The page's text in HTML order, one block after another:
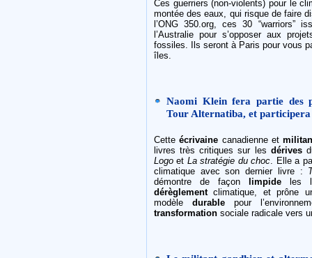
Ces guerriers (non-violents) pour le
montée des eaux, qui risque de faire
l’ONG 350.org, ces 30 “warriors”
l’Australie pour s’opposer aux
fossiles. Ils seront à Paris pour vous
îles.
Naomi Klein fera partie des
Tour Alternatiba, et participera
Cetteécrivaine canadienne et
livres très critiques sur les dérives
Logo et La stratégie du choc . Elle a
climatique avec son dernier livre :
démontre de façonlimpide les
dérèglementclimatique, et prône
modèle durablepour
transformation sociale radicale vers